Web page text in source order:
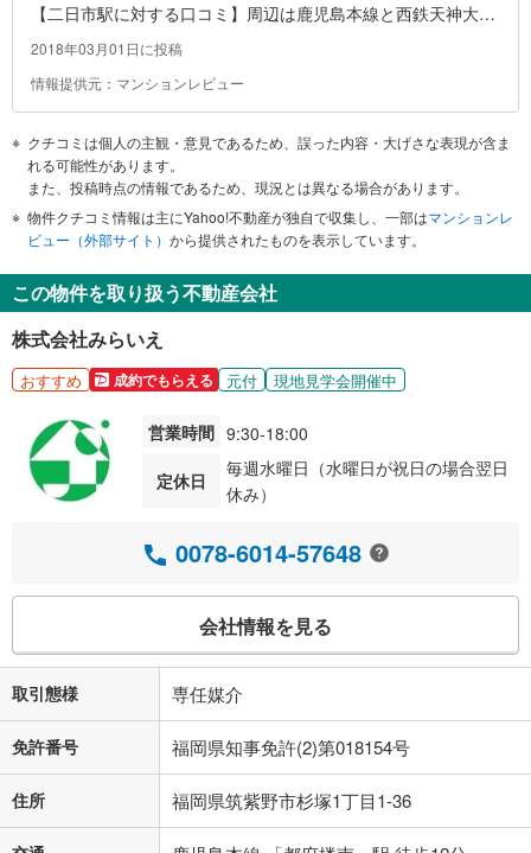
【二日市駅に対する口コミ】周辺は鹿児島本線と西鉄天神大牟
田線の踏切が多数あり、踏切の待ち時間が長いことがデメリッ
2018年03月01日に投稿
情報提供元：マンションレビュー
クチコミは個人の主観・意見であるため、誤った内容・大げさな表現が含ま
れる可能性があります。
また、投稿時点の情報であるため、現況とは異なる場合があります。
物件クチコミ情報は主にYahoo!不動産が独自で収集し、一部はマンションレ
ビュー（外部サイト） から提供されたものを表示しています。
この物件を取り扱う不動産会社
株式会社みらいえ
おすすめ 成約でもらえる 元付 現地見学会開催中
営業時間 9:30-18:00
定休日
毎週水曜日（水曜日が祝日の場合翌日
休み）
0078-6014-57648
会社情報を見る
取引態様 専任媒介
免許番号 福岡県知事免許(2)第018154号
住所 福岡県筑紫野市杉塚1丁目1-36